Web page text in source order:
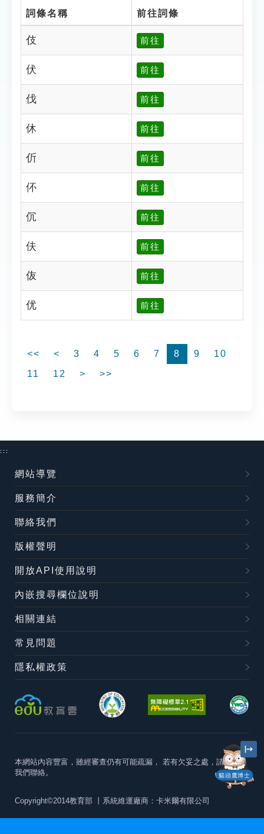
詞條名稱 前往詞條
伎 前往
伏 前往
伐 前往
休 前往
伒 前往
伓 前往
伔 前往
伕 前往
伖 前往
优 前往
<< < 3 4 5 6 7 8 9
10
11
12 > >>
貓頭鷹博士
:::
網站導覽
服務簡介
聯絡我們
版權聲明
開放API使用說明
內嵌搜尋欄位說明
相關連結
常見問題
隱私權政策
本網站內容豐富，雖經審查仍有可能疏漏， 若有欠妥之處，請隨時與
我們聯絡。
Copyright©2014教育部 丨系統維運廠商：卡米爾有限公司